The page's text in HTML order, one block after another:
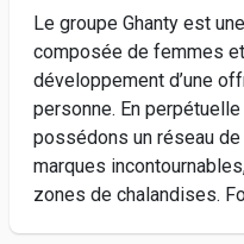
Le groupe Ghanty est
composée de femmes
développement d’une
personne. En
possédons un réseau
marques
zones de chalandises.